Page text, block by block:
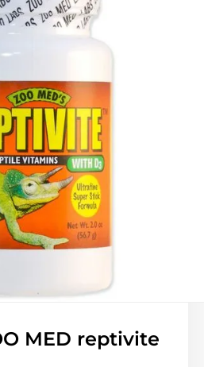
MED reptivite